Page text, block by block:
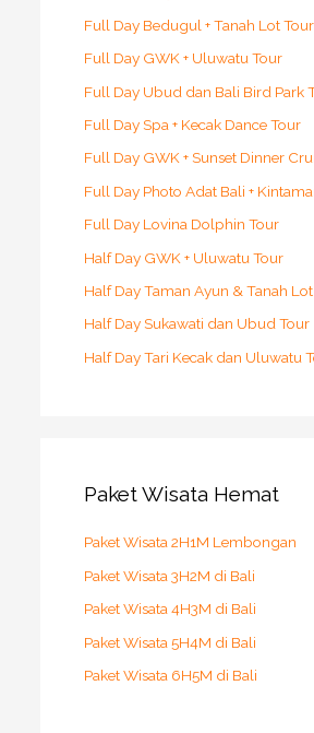
Full Day Bedugul + Tanah Lot Tour
Full Day GWK + Uluwatu Tour
Full Day Ubud dan Bali Bird Park
Full Day Spa + Kecak Dance Tour
Full Day GWK + Sunset Dinner
Full Day Photo Adat Bali +
Full Day Lovina Dolphin Tour
Half Day GWK + Uluwatu Tour
Half Day Taman Ayun & Tanah
Half Day Sukawati dan Ubud Tour
Half Day Tari Kecak dan Uluwatu
Paket Wisata Hemat
Paket Wisata 2H1M Lembongan
Paket Wisata 3H2M di Bali
Paket Wisata 4H3M di Bali
Paket Wisata 5H4M di Bali
Paket Wisata 6H5M di Bali